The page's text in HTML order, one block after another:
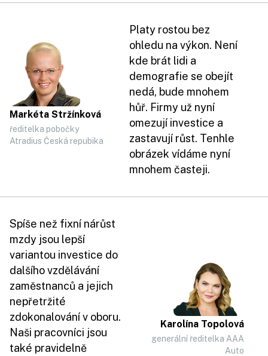
Markéta Stržínková
ředitelka pobočky
Atradius Česká repubika
Platy rostou bez
ohledu na výkon. Není
kde brát lidi a
demografie se obejít
nedá, bude mnohem
hůř. Firmy už nyní
omezují investice a
zastavují růst. Tenhle
obrázek vídáme nyní
mnohem časteji.
Karolína Topolová
generální ředitelka AAA
Auto
Spíše než fixní nárůst
mzdy jsou lepší
variantou investice do
dalšího vzdělávání
zaměstnanců a jejich
nepřetržité
zdokonalování v oboru.
Naši pracovníci jsou
také pravidelně